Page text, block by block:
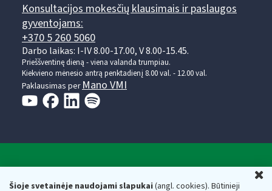
Šioje svetainėje naudojami slapukai(angl. cookies). Būtinieji
Konsultacijos mokesčių klausimais ir paslaugos
gyventojams:
+370 5 260 5060
Darbo laikas: I-IV 8.00-17.00, V 8.00-15.45.
Prieššventinę dieną - viena valanda trumpiau.
Kiekvieno mėnesio antrą penktadienį 8.00 val. - 12.00 val.
Paklausimas per Mano VMI
Respublikos finansų ministerijos